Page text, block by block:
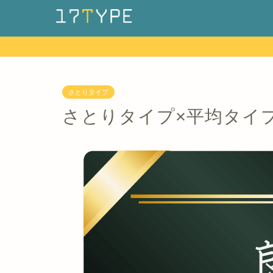
さとりタイプ
さとりタイプ×平均タイ